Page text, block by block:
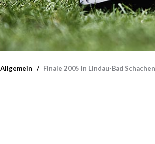
Allgemein Finale 2005 in Lindau-Bad Schachen